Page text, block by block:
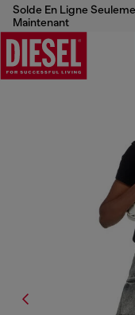
Solde En Ligne
Maintenant